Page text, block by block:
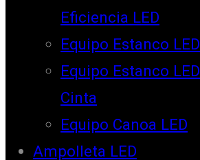
Eficiencia LED
Equipo Estanco LED
Equipo Estanco LED
Cinta
Equipo Canoa LED
Ampolleta LED